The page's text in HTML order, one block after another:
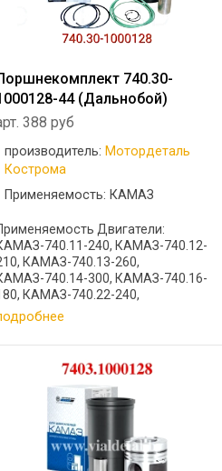
740.30-
44 (Дальнобой)
388 руб
производитель: Мотордеталь
Кострома
Применяемость: КАМАЗ
Двигатели:
740.11-240, КАМАЗ-740.12-
КАМАЗ-740.13-260,
740.14-300, КАМАЗ-740.16-
КАМАЗ-740.22-240,
740.30-260, КАМАЗ-740.31-
Состав № Название Количество
1Гильза 740.30-1002021 (ф)1
компр. ...